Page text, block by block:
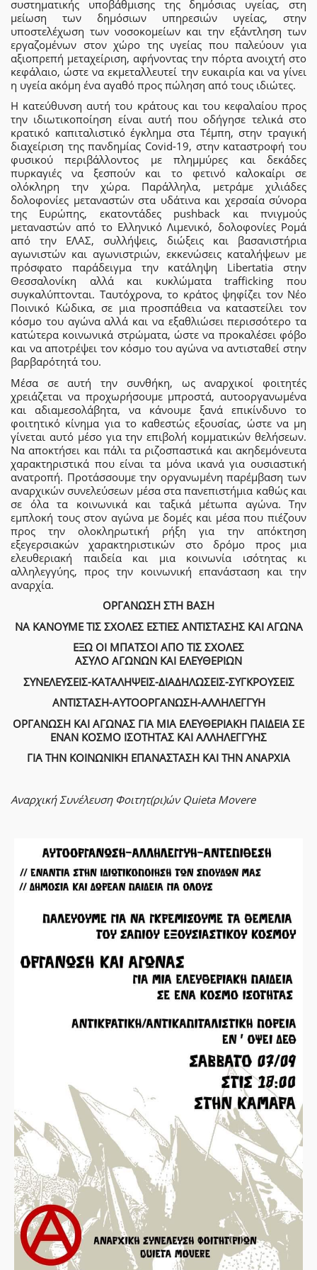
συστηματικής υποβάθμισης της δημόσιας υγείας, στη
μείωση των δημόσιων υπηρεσιών υγείας, στην
υποστελέχωση των νοσοκομείων και την εξάντληση των
εργαζομένων στον χώρο της υγείας που παλεύουν για
αξιοπρεπή μεταχείριση, αφήνοντας την πόρτα ανοιχτή στο
κεφάλαιο, ώστε να εκμεταλλευτεί την ευκαιρία και να γίνει
η υγεία ακόμη ένα αγαθό προς πώληση από τους ιδιώτες.
Η κατεύθυνση αυτή του κράτους και του κεφαλαίου προς
την ιδιωτικοποίηση είναι αυτή που οδήγησε τελικά στο
κρατικό καπιταλιστικό έγκλημα στα Τέμπη, στην τραγική
διαχείριση της πανδημίας Covid-19, στην καταστροφή του
φυσικού περιβάλλοντος με πλημμύρες και δεκάδες
πυρκαγιές να ξεσπούν και το φετινό καλοκαίρι σε
ολόκληρη την χώρα. Παράλληλα, μετράμε χιλιάδες
δολοφονίες μεταναστών στα υδάτινα και χερσαία σύνορα
της Ευρώπης, εκατοντάδες pushback και πνιγμούς
μεταναστών από το Ελληνικό Λιμενικό, δολοφονίες Ρομά
από την ΕΛΑΣ, συλλήψεις, διώξεις και βασανιστήρια
αγωνιστών και αγωνιστριών, εκκενώσεις καταλήψεων με
πρόσφατο παράδειγμα την κατάληψη Libertatia στην
Θεσσαλονίκη αλλά και κυκλώματα trafficking που
συγκαλύπτονται. Ταυτόχρονα, το κράτος ψηφίζει τον Νέο
Ποινικό Κώδικα, σε μια προσπάθεια να καταστείλει τον
κόσμο του αγώνα αλλά και να εξαθλιώσει περισσότερο τα
κατώτερα κοινωνικά στρώματα, ώστε να προκαλέσει φόβο
και να αποτρέψει τον κόσμο του αγώνα να αντισταθεί στην
βαρβαρότητά του.
Μέσα σε αυτή την συνθήκη, ως αναρχικοί φοιτητές
χρειάζεται να προχωρήσουμε μπροστά, αυτοοργανωμένα
και αδιαμεσολάβητα, να κάνουμε ξανά επικίνδυνο το
φοιτητικό κίνημα για το καθεστώς εξουσίας, ώστε να μη
γίνεται αυτό μέσο για την επιβολή κομματικών θελήσεων.
Να αποκτήσει και πάλι τα ριζοσπαστικά και ακηδεμόνευτα
χαρακτηριστικά που είναι τα μόνα ικανά για ουσιαστική
ανατροπή. Προτάσσουμε την οργανωμένη παρέμβαση των
αναρχικών συνελεύσεων μέσα στα πανεπιστήμια καθώς και
σε όλα τα κοινωνικά και ταξικά μέτωπα αγώνα. Την
εμπλοκή τους στον αγώνα με δομές και μέσα που πιέζουν
προς την ολοκληρωτική ρήξη για την απόκτηση
εξεγερσιακών χαρακτηριστικών στο δρόμο προς μια
ελευθεριακή παιδεία και μια κοινωνία ισότητας κι
αλληλεγγύης, προς την κοινωνική επανάσταση και την
αναρχία.
ΟΡΓΑΝΩΣΗ ΣΤΗ ΒΑΣΗ
ΝΑ ΚΑΝΟΥΜΕ ΤΙΣ ΣΧΟΛΕΣ ΕΣΤΙΕΣ ΑΝΤΙΣΤΑΣΗΣ ΚΑΙ ΑΓΩΝΑ
ΕΞΩ ΟΙ ΜΠΑΤΣΟΙ ΑΠΟ ΤΙΣ ΣΧΟΛΕΣ
ΑΣΥΛΟ ΑΓΩΝΩΝ ΚΑΙ ΕΛΕΥΘΕΡΙΩΝ
ΣΥΝΕΛΕΥΣΕΙΣ-ΚΑΤΑΛΗΨΕΙΣ-ΔΙΑΔΗΛΩΣΕΙΣ-ΣΥΓΚΡΟΥΣΕΙΣ
ΑΝΤΙΣΤΑΣΗ-ΑΥΤΟΟΡΓΑΝΩΣΗ-ΑΛΛΗΛΕΓΓΥΗ
ΟΡΓΑΝΩΣΗ ΚΑΙ ΑΓΩΝΑΣ ΓΙΑ ΜΙΑ ΕΛΕΥΘΕΡΙΑΚΗ ΠΑΙΔΕΙΑ ΣΕ
ΕΝΑΝ ΚΟΣΜΟ ΙΣΟΤΗΤΑΣ ΚΑΙ ΑΛΛΗΛΕΓΓΥΗΣ
ΓΙΑ ΤΗΝ ΚΟΙΝΩΝΙΚΗ ΕΠΑΝΑΣΤΑΣΗ ΚΑΙ ΤΗΝ ΑΝΑΡΧΙΑ
Αναρχική Συνέλευση Φοιτητ(ρι)ών Quieta Movere